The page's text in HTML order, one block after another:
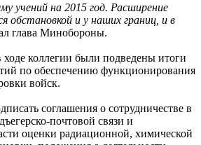
учений на 2015 год. Расширение
обстановкой и у наших границ, и в
глава Минобороны.
коллегии были подведены итоги
по обеспечению функционирования
войск.
соглашения о сотрудничестве в
почтовой связи и
оценки радиационной, химической